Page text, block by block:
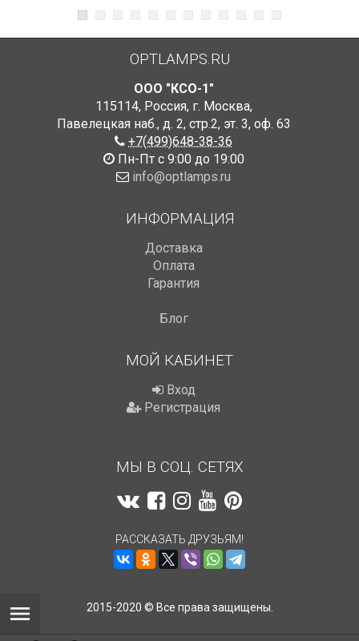
OPTLAMPS.RU
ООО "КСО-1"
115114, Россия, г. Москва,
Павелецкая наб., д. 2, стр.2, эт. 3, оф. 63
+7(499)648-38-36
Пн-Пт с 9:00 до 19:00
info@optlamps.ru
ИНФОРМАЦИЯ
Доставка
Оплата
Гарантия
Блог
МОЙ КАБИНЕТ
Вход
Регистрация
МЫ В СОЦ. СЕТЯХ
РАССКАЗАТЬ ДРУЗЬЯМ!
2015-2020 © Все права защищены.